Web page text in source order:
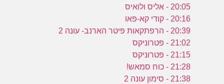
20:05 - אליס ולואיס
20:16 - קודי קא-פאו
20:39 - הרפתקאות פיטר הארנב- עונה 2
21:02 - פטרוניקס
21:15 - פטרוניקס
21:28 - כוח סמאש!
21:38 - סימון עונה 2